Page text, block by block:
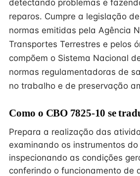
detectando problemas e
reparos. Cumpre a legislação
normas emitidas pela Agência
Transportes Terrestres e pelos
compõem o Sistema Nacional
normas regulamentadoras de
no trabalho e de preservação
Como o CBO 7825-10 se
Prepara a realização das
examinando os instrumentos do
inspecionando as condições
conferindo o funcionamento de